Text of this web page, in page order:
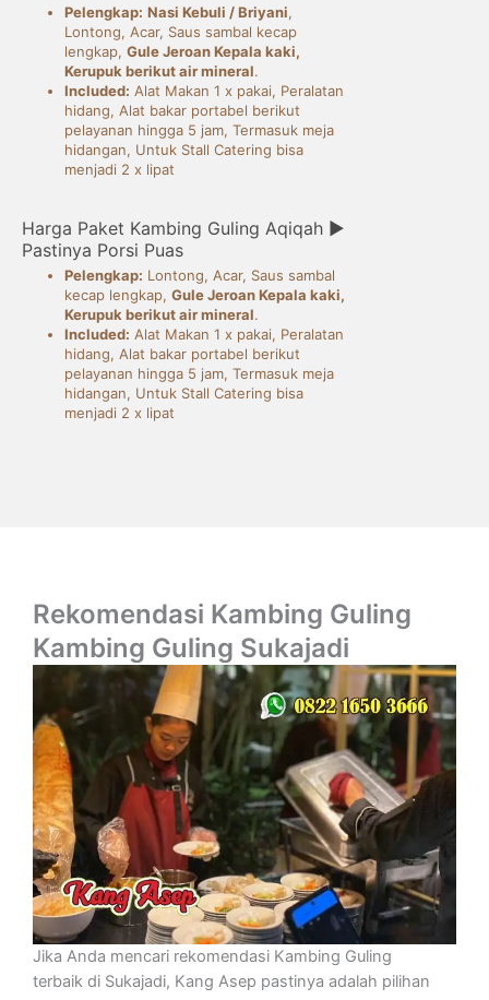
Pelengkap: Nasi Kebuli / Briyani,
Lontong, Acar, Saus sambal kecap
lengkap, Gule Jeroan Kepala kaki,
Kerupuk berikut air mineral.
Included: Alat Makan 1 x pakai, Peralatan
hidang, Alat bakar portabel berikut
pelayanan hingga 5 jam, Termasuk meja
hidangan, Untuk Stall Catering bisa
menjadi 2 x lipat
Harga Paket Kambing Guling Aqiqah ►
Pastinya Porsi Puas
Pelengkap: Lontong, Acar, Saus sambal
kecap lengkap, Gule Jeroan Kepala kaki,
Kerupuk berikut air mineral.
Included: Alat Makan 1 x pakai, Peralatan
hidang, Alat bakar portabel berikut
pelayanan hingga 5 jam, Termasuk meja
hidangan, Untuk Stall Catering bisa
menjadi 2 x lipat
Rekomendasi Kambing Guling
Kambing Guling Sukajadi
Jika Anda mencari rekomendasi Kambing Guling
terbaik di Sukajadi, Kang Asep pastinya adalah pilihan